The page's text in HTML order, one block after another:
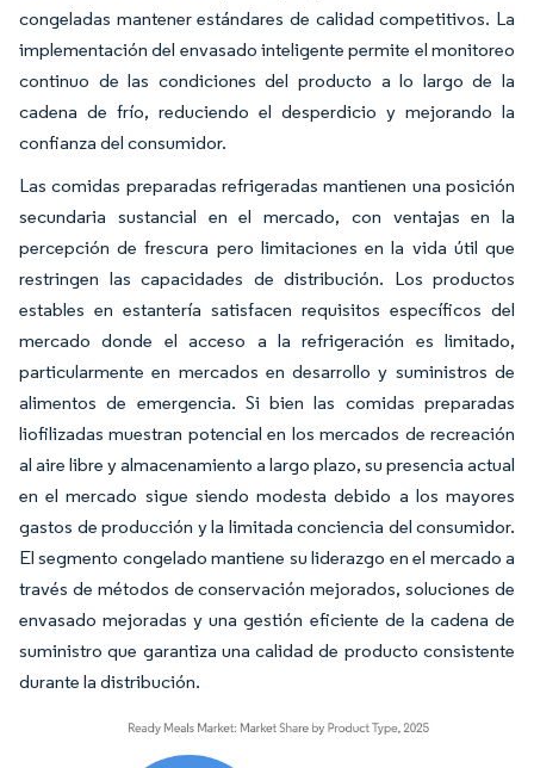
congeladas mantener estándares de calidad competitivos. La
implementación del envasado inteligente permite el monitoreo
continuo de las condiciones del producto a lo largo de la
cadena de frío, reduciendo el desperdicio y mejorando la
confianza del consumidor.
Las comidas preparadas refrigeradas mantienen una posición
secundaria sustancial en el mercado, con ventajas en la
percepción de frescura pero limitaciones en la vida útil que
restringen las capacidades de distribución. Los productos
estables en estantería satisfacen requisitos específicos del
mercado donde el acceso a la refrigeración es limitado,
particularmente en mercados en desarrollo y suministros de
alimentos de emergencia. Si bien las comidas preparadas
liofilizadas muestran potencial en los mercados de recreación
al aire libre y almacenamiento a largo plazo, su presencia actual
en el mercado sigue siendo modesta debido a los mayores
gastos de producción y la limitada conciencia del consumidor.
El segmento congelado mantiene su liderazgo en el mercado a
través de métodos de conservación mejorados, soluciones de
envasado mejoradas y una gestión eficiente de la cadena de
suministro que garantiza una calidad de producto consistente
durante la distribución.